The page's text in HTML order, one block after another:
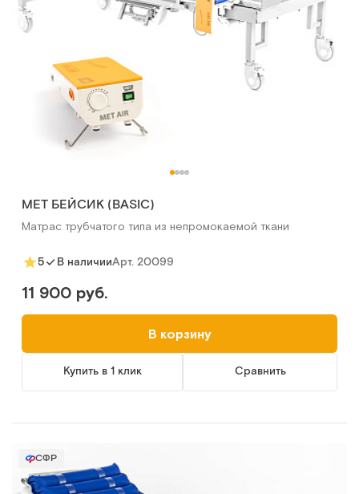
MET БЕЙСИК (BASIC)
Матрас трубчатого типа из непромокаемой ткани
5 В наличииАрт. 20099
11 900 руб.
В корзину
Купить в 1 клик Сравнить
СФР